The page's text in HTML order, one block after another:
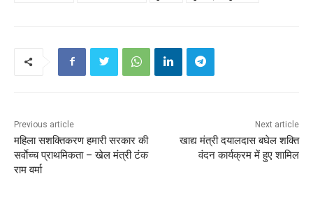
Previous article
महिला सशक्तिकरण हमारी सरकार की
सर्वाेच्च प्राथमिकता – खेल मंत्री टंक
राम वर्मा
Next article
खाद्य मंत्री दयालदास बघेल शक्ति
वंदन कार्यक्रम में हुए शामिल